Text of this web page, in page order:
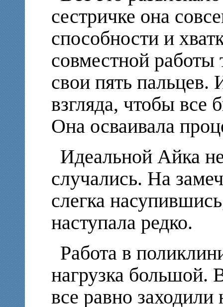
сестричке она
способности и
совместной работы
свои пять пальцев.
взгляда, чтобы все
Она осваивала
Идеальной Айка
случались. На
слегка
наступала редко.
Работа в
нагрузка большой.
все равно